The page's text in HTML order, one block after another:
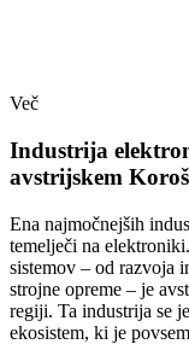
Več
Industrija
avstrijskem
Ena najmočnejših
temelječi na
sistemov – od razvoja
strojne opreme – je
regiji. Ta industrija se
ekosistem, ki je